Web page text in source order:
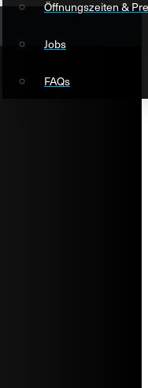
Öffnungszeiten &
Jobs
FAQs